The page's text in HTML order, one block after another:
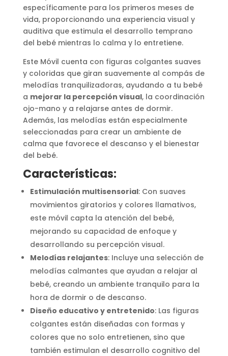
específicamente para los primeros meses de
vida, proporcionando una experiencia visual y
auditiva que estimula el desarrollo temprano
del bebé mientras lo calma y lo entretiene.
Este Móvil cuenta con figuras colgantes suaves
y coloridas que giran suavemente al compás de
melodías tranquilizadoras, ayudando a tu bebé
a mejorar la percepción visual, la coordinación
ojo-mano y a relajarse antes de dormir.
Además, las melodías están especialmente
seleccionadas para crear un ambiente de
calma que favorece el descanso y el bienestar
del bebé.
Características:
Estimulación multisensorial: Con suaves
movimientos giratorios y colores llamativos,
este móvil capta la atención del bebé,
mejorando su capacidad de enfoque y
desarrollando su percepción visual.
Melodías relajantes: Incluye una selección de
melodías calmantes que ayudan a relajar al
bebé, creando un ambiente tranquilo para la
hora de dormir o de descanso.
Diseño educativo y entretenido: Las figuras
colgantes están diseñadas con formas y
colores que no solo entretienen, sino que
también estimulan el desarrollo cognitivo del